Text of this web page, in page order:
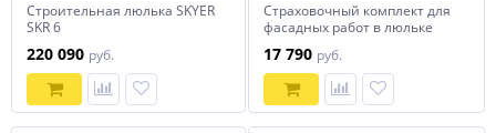
Строительная люлька SKYER
SKR 6
220 090 руб.
Страховочный комплект для
фасадных работ в люльке
17 790 руб.